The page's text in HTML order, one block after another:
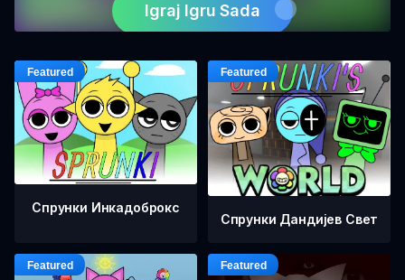
Igraj Igru Sada
Спрунки Инкадоброкс
Спрунки Дандијев Свет